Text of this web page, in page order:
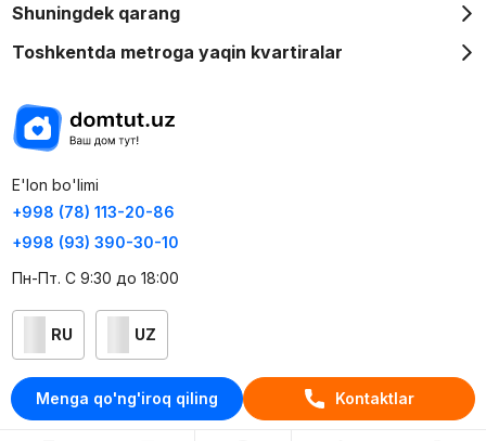
Menga qo'ng'iroq qiling Kontaktlar
Shuningdek qarang
Toshkentda metroga yaqin kvartiralar
E'lon bo'limi
+998 (78) 113-20-86
+998 (93) 390-30-10
Пн-Пт. С 9:30 до 18:00
RU UZ
Kontaktlar